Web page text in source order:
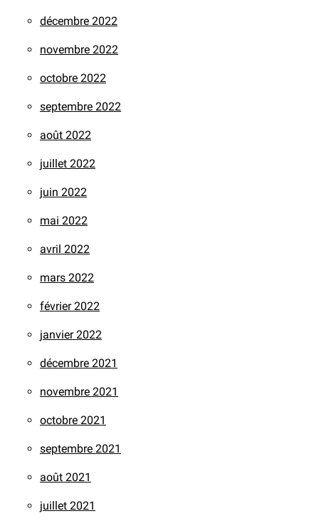
décembre 2022
novembre 2022
octobre 2022
septembre 2022
août 2022
juillet 2022
juin 2022
mai 2022
avril 2022
mars 2022
février 2022
janvier 2022
décembre 2021
novembre 2021
octobre 2021
septembre 2021
août 2021
juillet 2021